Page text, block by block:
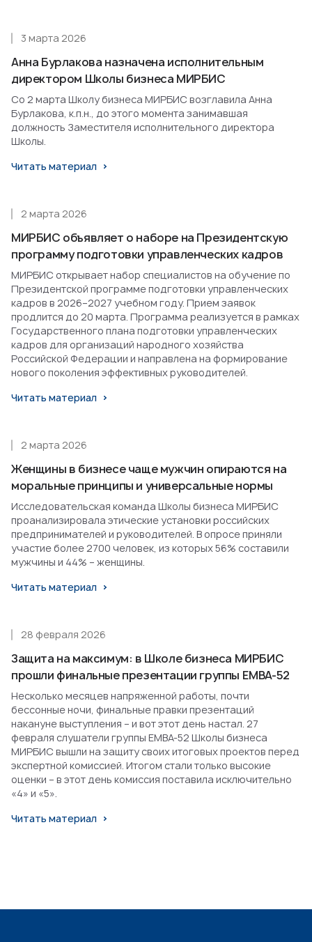
Анна Бурлакова назначена исполнительным
директором Школы бизнеса МИРБИС
3 марта 2026
Со 2 марта Школу бизнеса МИРБИС возглавила Анна
Бурлакова, к.п.н., до этого момента занимавшая
должность Заместителя исполнительного директора
Школы.
Читать материал
МИРБИС объявляет о наборе на Президентскую
программу подготовки управленческих кадров
2 марта 2026
МИРБИС открывает набор специалистов на обучение по
Президентской программе подготовки управленческих
кадров в 2026–2027 учебном году. Прием заявок
продлится до 20 марта. Программа реализуется в рамках
Государственного плана подготовки управленческих
кадров для организаций народного хозяйства
Российской Федерации и направлена на формирование
нового поколения эффективных руководителей.
Читать материал
Женщины в бизнесе чаще мужчин опираются на
моральные принципы и универсальные нормы
2 марта 2026
Исследовательская команда Школы бизнеса МИРБИС
проанализировала этические установки российских
предпринимателей и руководителей. В опросе приняли
участие более 2700 человек, из которых 56% составили
мужчины и 44% – женщины.
Читать материал
Защита на максимум: в Школе бизнеса МИРБИС
прошли финальные презентации группы EMBA-52
28 февраля 2026
Несколько месяцев напряженной работы, почти
бессонные ночи, финальные правки презентаций
накануне выступления – и вот этот день настал. 27
февраля слушатели группы EMBA-52 Школы бизнеса
МИРБИС вышли на защиту своих итоговых проектов перед
экспертной комиссией. Итогом стали только высокие
оценки – в этот день комиссия поставила исключительно
«4» и «5».
Читать материал